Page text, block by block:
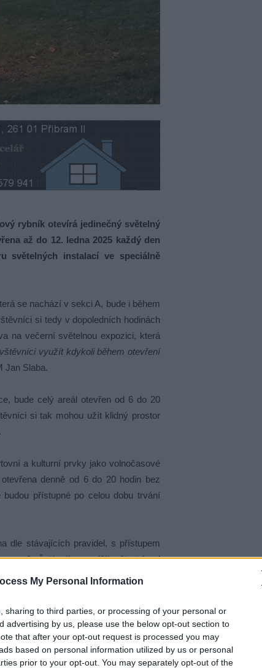
My Personal Information
sharing to third parties, or processing of your personal or
advertising by us, please use the below opt-out section to
that after your opt-out request is processed you may
based on personal information utilized by us or personal
prior to your opt-out. You may separately opt-out of the
rybník otevírá jedinečný světelný
až do 12. ledna 2025 každý den
světelných instalací ve speciálně
se nachází v sekci A, bude i během
si tedy v dopoledních hodinách
na večerní světelnou expozici, která
využít kdykoli během otevření
Jan Slaba.
bude celý areál otevřen od 6 do 20
si tak mohou užít klidný prostor
a kulturní prvky jako volnočasové
denně od 6 do 20 hodin bez
přístupné po celou dobu trvání
dle stávajících pravidel, s přístupem
sauně zůstávají v pondělí a čtvrtek od
dny a během státních svátků je
zatímco v době konání světelného
mohou využít alternativní
ulici.